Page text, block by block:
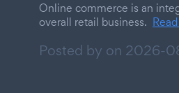
Online commerce is an
overall retail business.
Posted by on 2026-